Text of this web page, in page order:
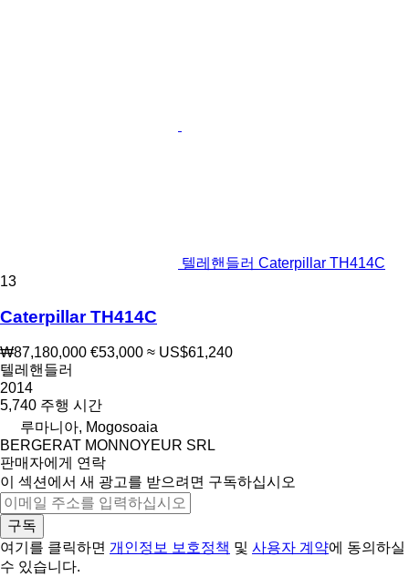
텔레핸들러 Caterpillar TH414C
13
Caterpillar TH414C
₩87,180,000 €53,000 ≈ US$61,240
텔레핸들러
2014
5,740 주행 시간
루마니아, Mogosoaia
BERGERAT MONNOYEUR SRL
판매자에게 연락
이 섹션에서 새 광고를 받으려면 구독하십시오
구독
여기를 클릭하면 개인정보 보호정책 및 사용자 계약에 동의하실
수 있습니다.